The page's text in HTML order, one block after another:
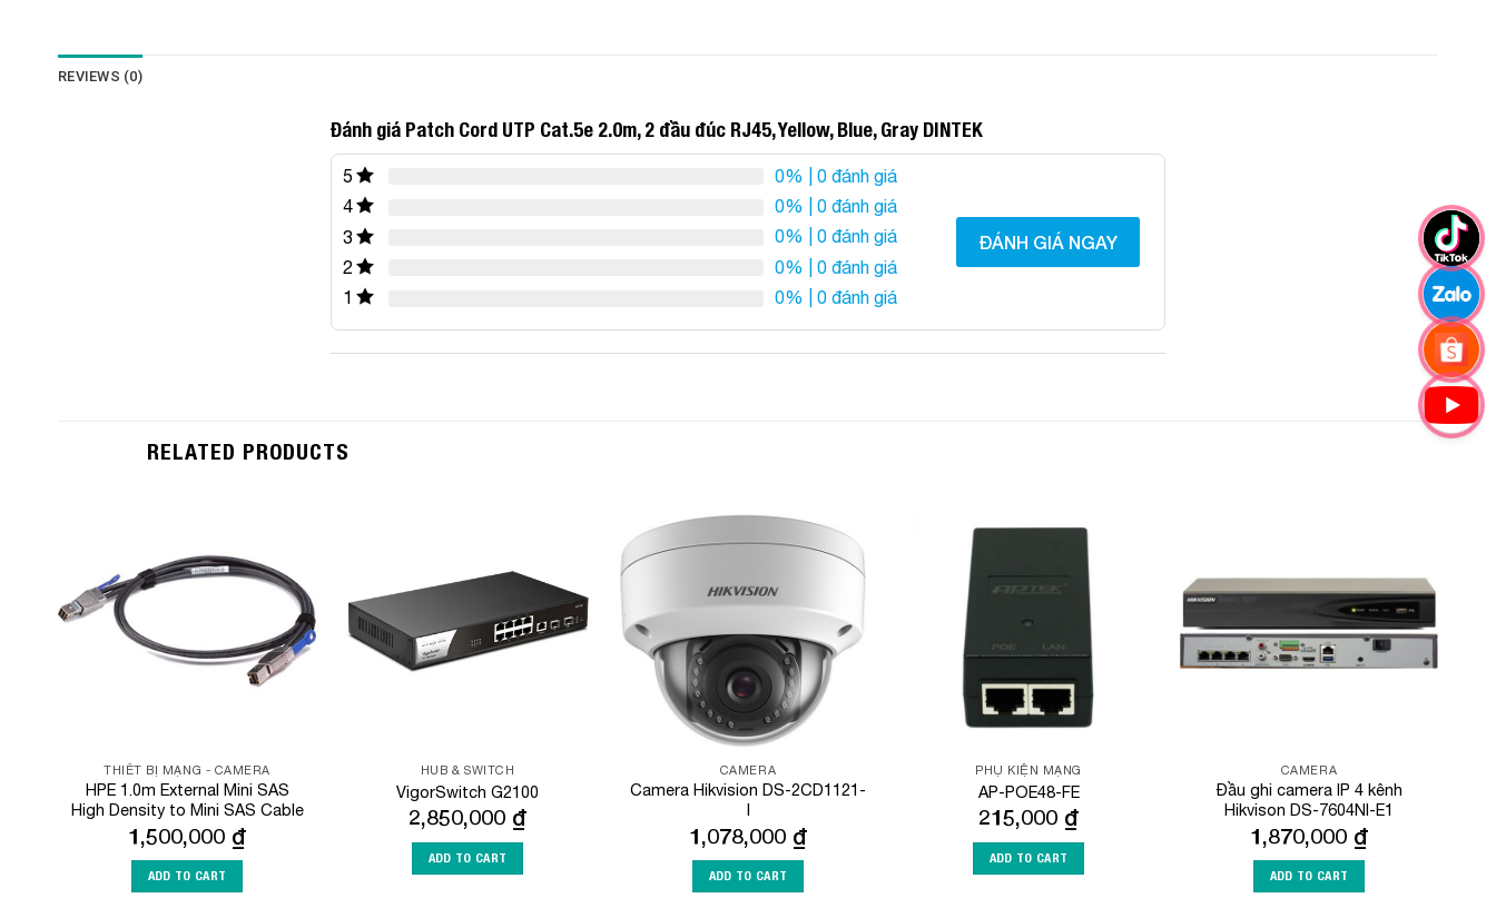
REVIEWS (0)
Đánh giá Patch Cord UTP Cat.5e 2.0m, 2 đầu đúc RJ45, Yellow, Blue, Gray DINTEK
5 0% | 0 đánh giá
4
0% | 0 đánh giá
3
0% | 0 đánh giá
2
0% | 0 đánh giá
1
0% | 0 đánh giá
ĐÁNH GIÁ NGAY
RELATED PRODUCTS
Wishlist
THIẾT BỊ MẠNG - CAMERA
HPE 1.0m External Mini SAS
High Density to Mini SAS Cable
1,500,000 ₫
ADD TO CART
HUB & SWITCH
VigorSwitch G2100
2,850,000 ₫
ADD TO CART
Add to
Wishlist
CAMERA
Camera Hikvision DS-2CD1121-
I
1,078,000 ₫
ADD TO CART
PHỤ KIỆN MẠNG
AP-POE48-FE
215,000 ₫
ADD TO CART
CAMERA
Đầu ghi camera IP 4 kênh
Hikvison DS-7604NI-E1
1,870,000 ₫
ADD TO CART